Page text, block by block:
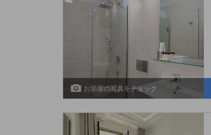
お部屋の写真をチェック